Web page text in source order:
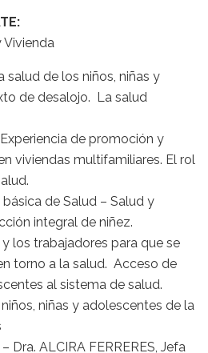
Vivienda
de los niños, niñas y
de desalojo. La salud
de promoción y
viviendas multifamiliares. El rol
de Salud – Salud y
integral de niñez.
trabajadores para que se
torno a la salud. Acceso de
al sistema de salud.
niñas y adolescentes de la
Dra. ALCIRA FERRERES, Jefa